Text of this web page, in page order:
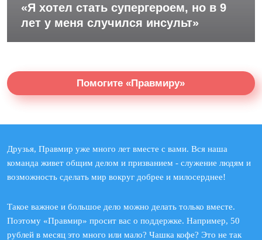
«Я хотел стать супергероем, но в 9
лет у меня случился инсульт»
Помогите «Правмиру»
Друзья, Правмир уже много лет вместе с вами. Вся наша
команда живет общим делом и призванием - служение людям и
возможность сделать мир вокруг добрее и милосерднее!
Такое важное и большое дело можно делать только вместе.
Поэтому «Правмир» просит вас о поддержке. Например, 50
рублей в месяц это много или мало? Чашка кофе? Это не так